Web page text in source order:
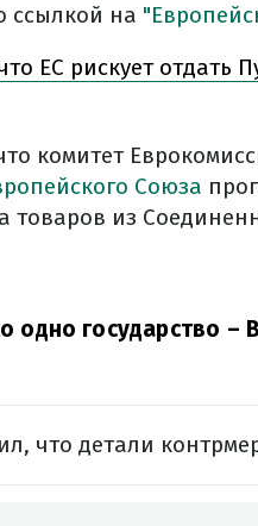
ссылкой на
ЕС рискует отдать
комитет
Союза
товаров из
одно государство –
что детали